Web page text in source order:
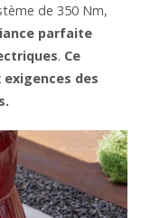
de 350 Nm,
parfaite
. Ce
des